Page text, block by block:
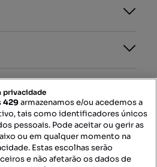
privacidade
429armazenamos e/ou acedemos a
tais como identificadores únicos
pessoais. Pode aceitar ou gerir as
ou em qualquer momento na
Estas escolhas serão
e não afetarão os dados de